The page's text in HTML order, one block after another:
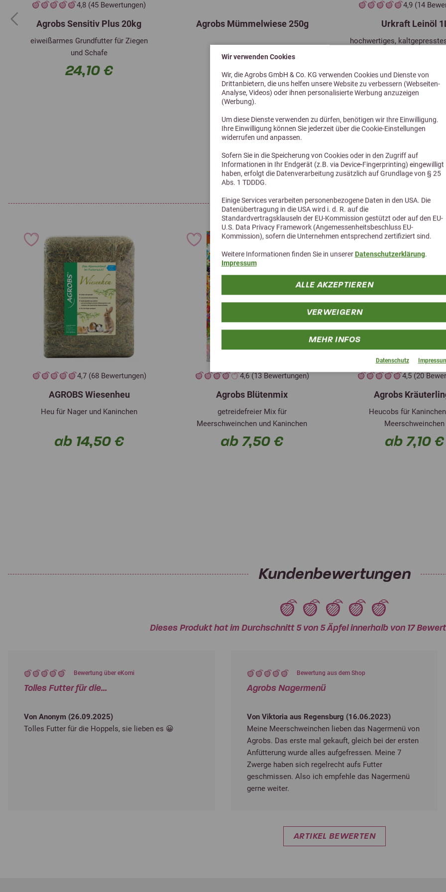
Wir verwenden Cookies
Wir, die Agrobs GmbH & Co. KG verwenden Cookies und Dienste von
Drittanbietern, die uns helfen unsere Website zu verbessern (Webseiten-
Analyse, Videos) oder ihnen personalisierte Werbung anzuzeigen
(Werbung).
Um diese Dienste verwenden zu dürfen, benötigen wir Ihre Einwilligung.
Ihre Einwilligung können Sie jederzeit über die Cookie-Einstellungen
widerrufen und anpassen.
Sofern Sie in die Speicherung von Cookies oder in den Zugriff auf
Informationen in Ihr Endgerät (z.B. via Device-Fingerprinting) eingewilligt
haben, erfolgt die Datenverarbeitung zusätzlich auf Grundlage von § 25
Abs. 1 TDDDG.
Einige Services verarbeiten personenbezogene Daten in den USA. Die
Datenübertragung in die USA wird i. d. R. auf die
Standardvertragsklauseln der EU-Kommission gestützt oder auf den EU-
U.S. Data Privacy Framework (Angemessenheitsbeschluss EU-
Kommission), sofern die Unternehmen entsprechend zertifiziert sind.
Weitere Informationen finden Sie in unserer Datenschutzerklärung.
Impressum
ALLE AKZEPTIEREN
VERWEIGERN
MEHR INFOS
Datenschutz
Biotin (3a880)
Calcium-D-
Niacin (3a314)
Stand 07/2026
4,8 (45 Bewertungen)
Agrobs Sensitiv Plus 20kg
eiweißarmes Grundfutter für Ziegen
und Schafe
24,10 €
Agrobs Mümmelwiese 250g
6,50 €
4,9 (14
Urkraft Leinöl
hochwertiges,
13,90 €
Previous
Alternative Produkte
4,7 (68 Bewertungen)
AGROBS Wiesenheu
Heu für Nager und Kaninchen
ab 14,50 €
4,6 (13 Bewertungen)
Agrobs Blütenmix
getreidefreier Mix für
Meerschweinchen und Kaninchen
ab 7,50 €
4,5 (20
Agrobs
Heucobs für
Meerschweinchen
ab 7,10 €
Kundenbewertungen
Dieses Produkt hat im Durchschnitt 5 von 5 Äpfel innerhalb von 17
Bewertung über eKomi
Tolles Futter für die...
Von Anonym (26.09.2025)
Tolles Futter für die Hoppels, sie lieben es 😀
Bewertung aus dem Shop
Agrobs Nagermenü
Von Viktoria aus Regensburg (16.06.2023)
Meine Meerschweinchen lieben das Nagermenü von
Agrobs. Das erste mal gekauft, gleich bei der ersten
Anfütterung wurde alles aufgefressen. Meine 7
Zwerge haben sich regelrecht aufs Futter
geschmissen. Also ich empfehle das Nagermenü
gerne weiter.
ARTIKEL BEWERTEN